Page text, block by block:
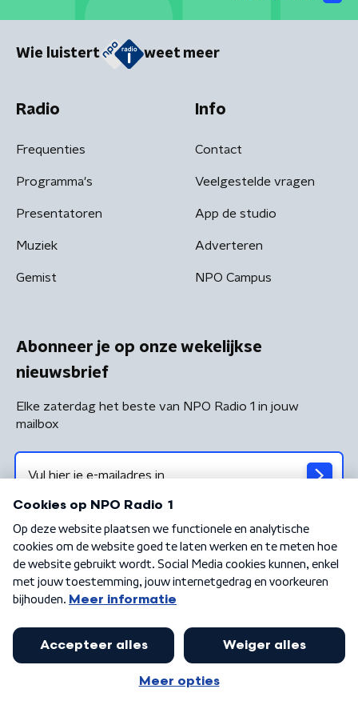
Wie luistert weet meer
Radio
Frequenties
Programma's
Presentatoren
Muziek
Gemist
Info
Contact
Veelgestelde vragen
App de studio
Adverteren
NPO Campus
Abonneer je op onze wekelijkse
nieuwsbrief
Elke zaterdag het beste van NPO Radio 1 in jouw
mailbox
Algemene voorwaarden